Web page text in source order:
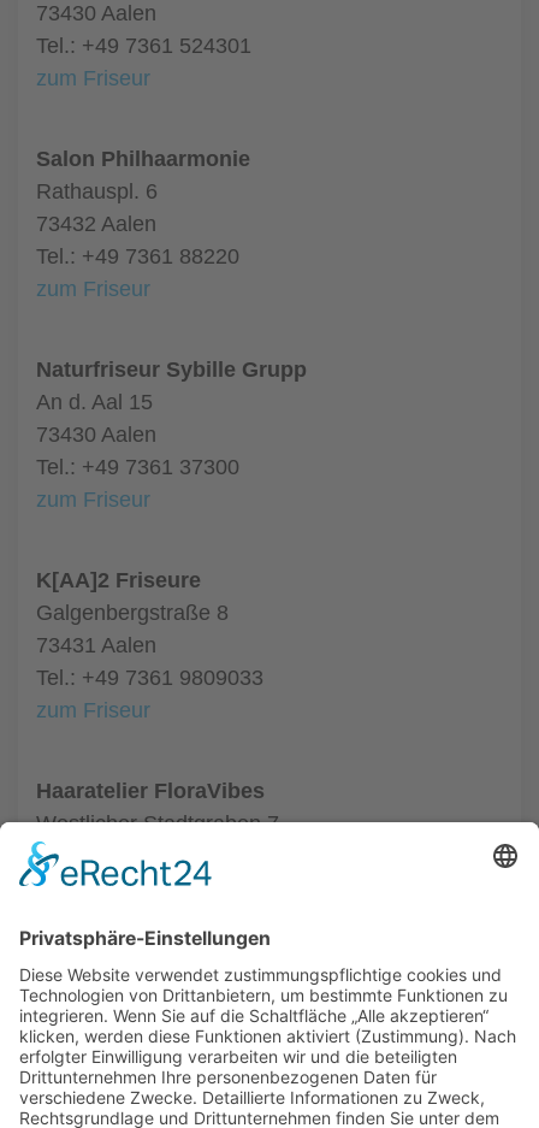
73430 Aalen
Tel.: +49 7361 524301
zum Friseur
Salon Philhaarmonie
Rathauspl. 6
73432 Aalen
Tel.: +49 7361 88220
zum Friseur
Naturfriseur Sybille Grupp
An d. Aal 15
73430 Aalen
Tel.: +49 7361 37300
zum Friseur
K[AA]2 Friseure
Galgenbergstraße 8
73431 Aalen
Tel.: +49 7361 9809033
zum Friseur
Haaratelier FloraVibes
Westlicher Stadtgraben 7
73430 Aalen
Tel.: +49 7361 5291906
ALLGEMEIN